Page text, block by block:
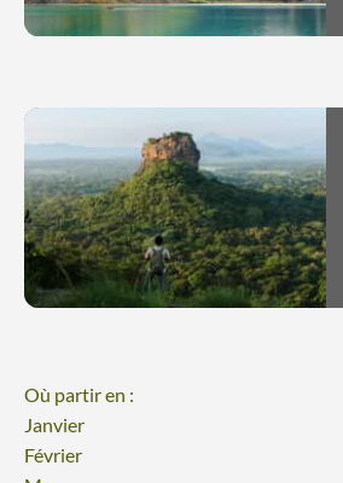
Où partir en :
Janvier
Février